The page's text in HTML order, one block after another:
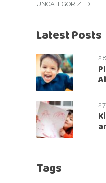
UNCATEGORIZED
Latest Posts
Tags